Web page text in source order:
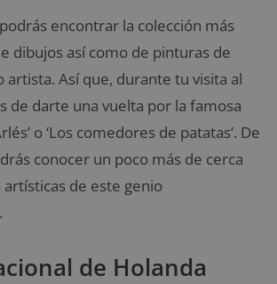
encontrar la colección más
dibujos así como de pinturas de
artista. Así que, durante tu visita al
de darte una vuelta por la famosa
o ‘Los comedores de patatas’. De
conocer un poco más de cerca
de este genio
de Holanda